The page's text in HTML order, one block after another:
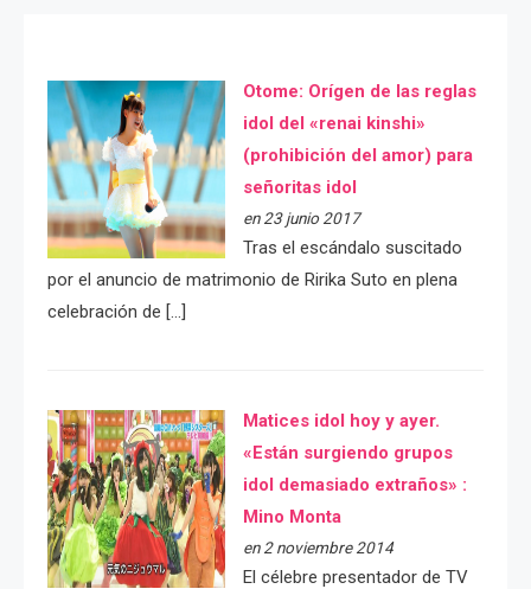
Otome: Orígen de las reglas
idol del «renai kinshi»
(prohibición del amor) para
señoritas idol
en 23 junio 2017
Tras el escándalo suscitado
por el anuncio de matrimonio de Ririka Suto en plena
celebración de […]
Matices idol hoy y ayer.
«Están surgiendo grupos
idol demasiado extraños» :
Mino Monta
en 2 noviembre 2014
El célebre presentador de TV